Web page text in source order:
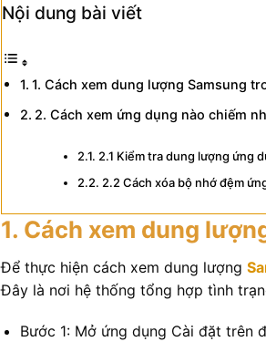
Nội dung bài viết
1. Cách xem dung lượng Samsung
2. Cách xem ứng dụng nào chiếm
2.1 Kiểm tra dung lượng ứng
2.2 Cách xóa bộ nhớ đệm
1. Cách xem dung
Để thực hiện cách xem dung lượng
Đây là nơi hệ thống tổng hợp tình
Bước 1: Mở ứng dụng Cài đặt trên